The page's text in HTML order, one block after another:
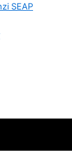
SEAP